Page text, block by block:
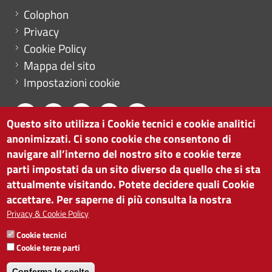
Menu footer
Colophon
Privacy
Cookie Policy
Mappa del sito
Impostazioni cookie
CAMERA DI COMMERCIO DI BOLZANO
via Alto Adige 60 | I-39100 Bolzano
tel. 0471 945 511 |info@camcom.bz.it
Partita IVA: 00376420212
ISTITUTO PER LA PROMOZIONE DELLO
SVILUPPO ECONOMICO
Partita IVA: 01716880214
Questo sito utilizza i Cookie tecnici e cookie analitici
anonimizzati. Ci sono cookie che consentono di
navigare all’interno del nostro sito e cookie terze
parti impostati da un sito diverso da quello che si sta
attualmente visitando. Potete decidere quali Cookie
accettare. Per saperne di più consulta la nostra
Privacy & Cookie Policy
Cookie tecnici
Cookie terze parti